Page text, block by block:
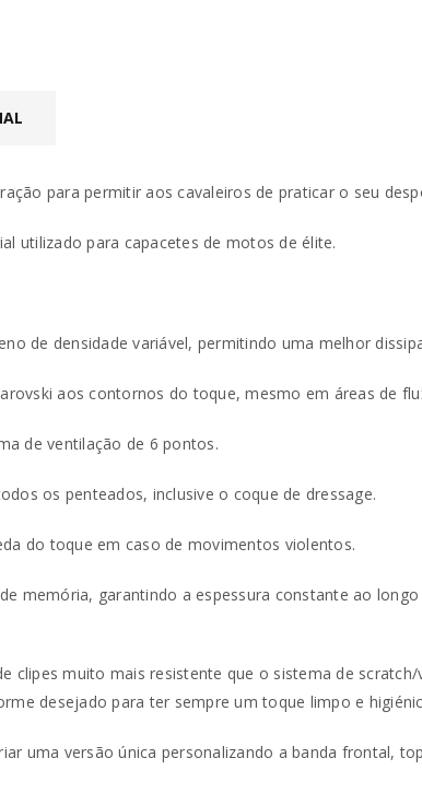
para permitir aos cavaleiros de praticar o seu
utilizado para capacetes de motos de élite.
de densidade variável, permitindo uma melhor
aos contornos do toque, mesmo em áreas de
de ventilação de 6 pontos.
os penteados, inclusive o coque de dressage.
do toque em caso de movimentos violentos.
memória, garantindo a espessura constante ao
clipes muito mais resistente que o sistema de scratch/
desejado para ter sempre um toque limpo e
uma versão única personalizando a banda frontal,